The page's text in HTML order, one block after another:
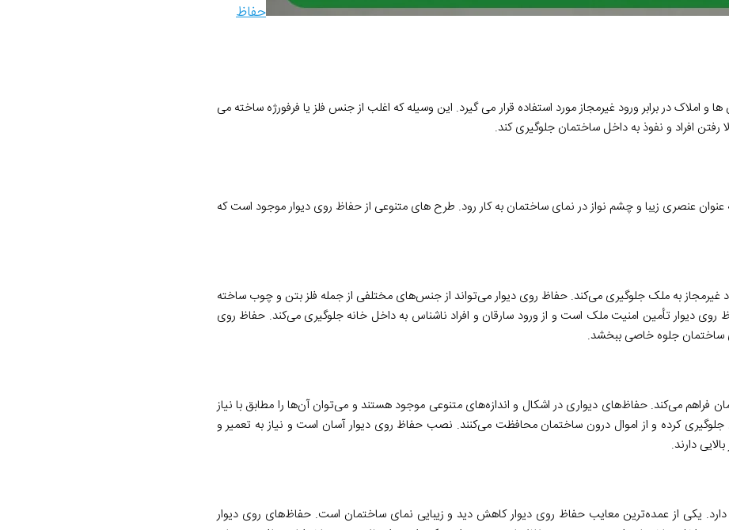
حفاظ
املاک در برابر ورود غیرمجاز مورد استفاده قرار می گیرد. این وسیله که اغلب از جنس فلز یا فرفورژه ساخته می
افراد و نفوذ به داخل ساختمان جلوگیری کند.
عنوان عنصری زیبا و چشم نواز در نمای ساختمان به کار رود. طرح های متنوعی از حفاظ روی دیوار موجود است که
غیرمجاز به ملک جلوگیری میکند.حفاظ روی دیوار میتواند از جنسهای مختلفی از جمله فلز بتن و چوب ساخته
روی دیوار تأمین امنیت ملک است و از ورود سارقان و افراد ناشناس به داخل خانه جلوگیری میکند. حفاظ روی
ساختمان جلوه خاصی ببخشد.
فراهم میکند.حفاظهای دیواری در اشکال و اندازههای متنوعی موجود هستند و میتوان آنها را مطابق با نیاز
جلوگیری کرده و از اموال درون ساختمان محافظت میکنند. نصب حفاظ روی دیوار آسان است و نیاز به تعمیر و
دارند.
. یکی از عمدهترین معایب حفاظ روی دیوار کاهش دید و زیبایی نمای ساختمان است.حفاظهای روی دیوار